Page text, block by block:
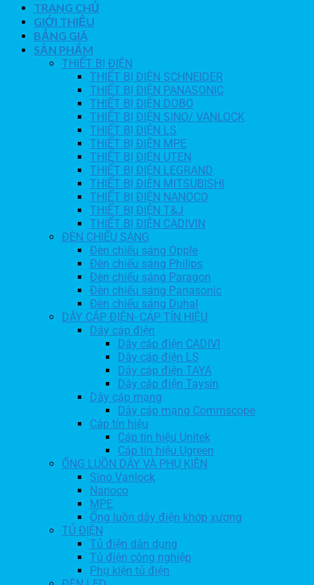
TRANG CHỦ
GIỚI THIỆU
BẢNG GIÁ
SẢN PHẨM
THIẾT BỊ ĐIỆN
THIẾT BỊ ĐIỆN SCHNEIDER
THIẾT BỊ ĐIỆN PANASONIC
THIẾT BỊ ĐIỆN DOBO
THIẾT BỊ ĐIỆN SINO/ VANLOCK
THIẾT BỊ ĐIỆN LS
THIẾT BỊ ĐIỆN MPE
THIẾT BỊ ĐIỆN UTEN
THIẾT BỊ ĐIỆN LEGRAND
THIẾT BỊ ĐIỆN MITSUBISHI
THIẾT BỊ ĐIỆN NANOCO
THIẾT BỊ ĐIỆN T&J
THIẾT BỊ ĐIỆN CADIVIN
ĐÈN CHIẾU SÁNG
Đèn chiếu sáng Opple
Đèn chiếu sáng Philips
Đèn chiếu sáng Paragon
Đèn chiếu sáng Panasonic
Đèn chiếu sáng Duhal
DÂY CÁP ĐIỆN- CÁP TÍN HIỆU
Dây cáp điện
Dây cáp điện CADIVI
Dây cáp điện LS
Dây cáp điện TAYA
Dây cáp điện Taysin
Dây cáp mạng
Dây cáp mạng Commscope
Cáp tín hiệu
Cáp tín hiệu Unitek
Cáp tín hiệu Ugreen
ỐNG LUỒN DÂY VÀ PHỤ KIỆN
Sino Vanlock
Nanoco
MPE
Ống luồn dây điện khớp xương
TỦ ĐIỆN
Tủ điện dân dụng
Tủ điện công nghiệp
Phụ kiện tủ điện